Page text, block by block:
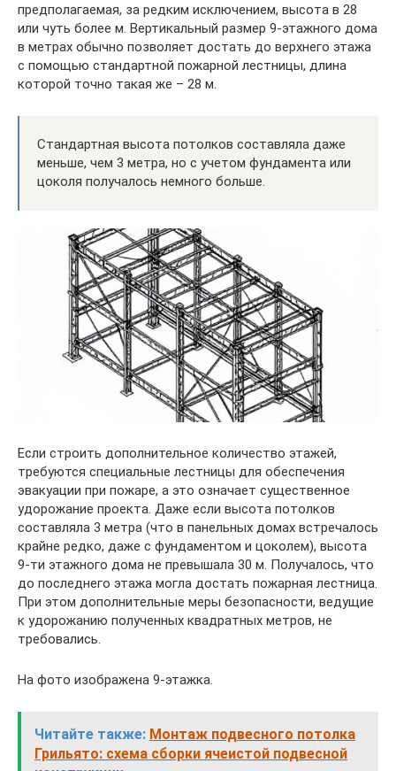
предполагаемая, за редким исключением, высота в 28
или чуть более м. Вертикальный размер 9-этажного дома
в метрах обычно позволяет достать до верхнего этажа
с помощью стандартной пожарной лестницы, длина
которой точно такая же – 28 м.
Стандартная высота потолков составляла даже
меньше, чем 3 метра, но с учетом фундамента или
цоколя получалось немного больше.
Если строить дополнительное количество этажей,
требуются специальные лестницы для обеспечения
эвакуации при пожаре, а это означает существенное
удорожание проекта. Даже если высота потолков
составляла 3 метра (что в панельных домах встречалось
крайне редко, даже с фундаментом и цоколем), высота
9-ти этажного дома не превышала 30 м. Получалось, что
до последнего этажа могла достать пожарная лестница.
При этом дополнительные меры безопасности, ведущие
к удорожанию полученных квадратных метров, не
требовались.
На фото изображена 9-этажка.
Читайте также: Монтаж подвесного потолка
Грильято: схема сборки ячеистой подвесной